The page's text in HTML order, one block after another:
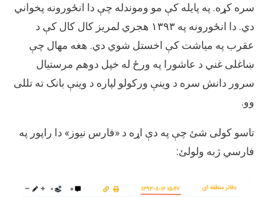
سره کړه. په پایله کې مو وموندله چې دا انځورونه پخواني
دي. دا انځورونه په ۱۳۹۳ هجري لمریز کال کال کې د
عقرب په میاشت کې اخستل شوي دي. هغه مهال چې
ښاغلی غني د عاشورا په ورځ له خپل دوهم مرستیال
سرور دانش سره د وینې ورکولو لپاره د وینې بانک ته تللی
وو.
تاسو کولی شئ چې په دې اړه د «فارس نیوز» دا راپور په
فارسي ژبه ولولئ: